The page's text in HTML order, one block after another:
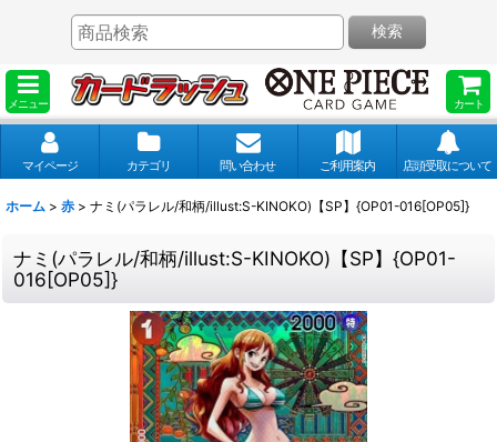
メニュー カート
検索
マイページ カテゴリ 問い合わせ ご利用案内 店頭受取について
ホーム > 赤 > ナミ(パラレル/和柄/illust:S-KINOKO)【SP】{OP01-016[OP05]}
ナミ(パラレル/和柄/illust:S-KINOKO)【SP】{OP01-
016[OP05]}